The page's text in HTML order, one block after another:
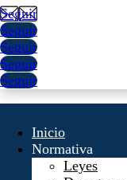
Seguir
Seguir
Seguir
Seguir
Seguir
Inicio
Normativa
Leyes